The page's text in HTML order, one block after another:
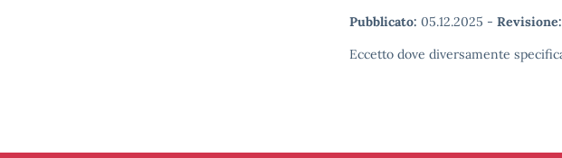
Pubblicato: 05.12.2025 - Revisione:
Eccetto dove diversamente